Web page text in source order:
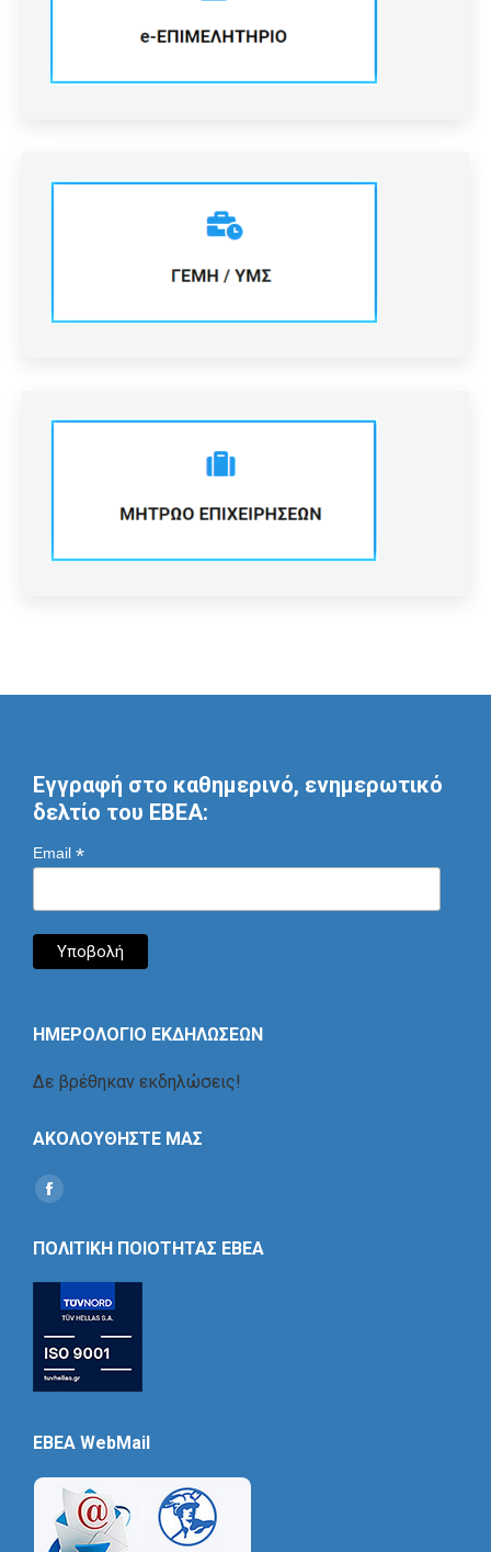
Εγγραφή στο καθημερινό, ενημερωτικό
δελτίο του ΕΒΕΑ:
Email *
ΗΜΕΡΟΛΟΓΙΟ ΕΚΔΗΛΩΣΕΩΝ
Δε βρέθηκαν εκδηλώσεις!
ΑΚΟΛΟΥΘΗΣΤΕ ΜΑΣ
Find us on:
Social
ΠΟΛΙΤΙΚΗ ΠΟΙΟΤΗΤΑΣ ΕΒΕΑ
EBEA WebMail